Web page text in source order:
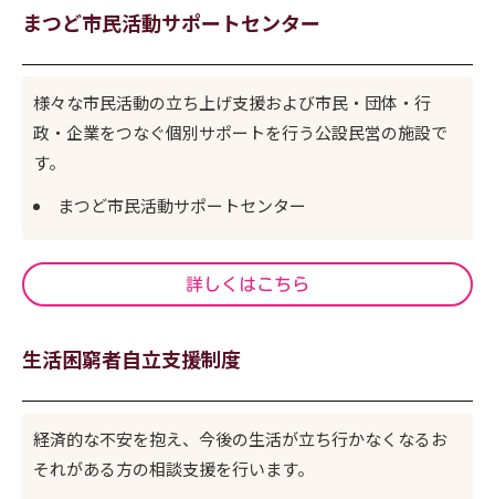
まつど市民活動サポートセンター
様々な市民活動の立ち上げ支援および市民・団体・行
政・企業をつなぐ個別サポートを行う公設民営の施設で
す。
まつど市民活動サポートセンター
詳しくはこちら
生活困窮者自立支援制度
経済的な不安を抱え、今後の生活が立ち行かなくなるお
それがある方の相談支援を行います。